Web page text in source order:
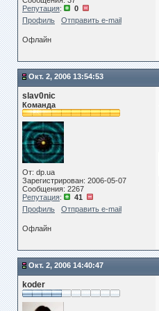
Репутация:
0
Профиль
Отправить e-mail
Офлайн
Окт. 2, 2006 13:54:53
slav0nic
Команда
От: dp.ua
Зарегистрирован: 2006-05-07
Сообщения: 2267
Репутация:
41
Профиль
Отправить e-mail
Офлайн
Окт. 2, 2006 14:40:47
koder